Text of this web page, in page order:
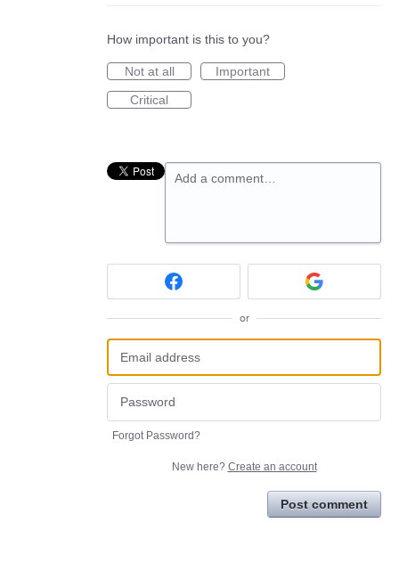
How important is this to you?
Not at all
Important
Critical
Add a comment…
or
Forgot Password?
New here? Create an account
Post comment